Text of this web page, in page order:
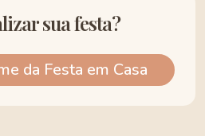
sua festa?
da Festa em Casa